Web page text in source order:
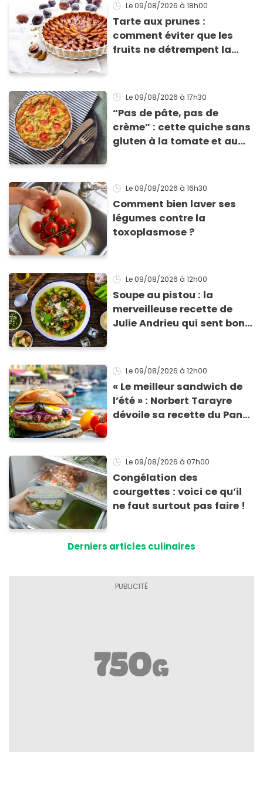
Le 09/08/2026 à 18h00
Tarte aux prunes :
comment éviter que les
fruits ne détrempent la
Le 09/08/2026 à 17h30
“Pas de pâte, pas de
crème” : cette quiche sans
gluten à la tomate et au
Le 09/08/2026 à 16h30
Comment bien laver ses
légumes contre la
toxoplasmose ?
Le 09/08/2026 à 12h00
Soupe au pistou : la
merveilleuse recette de
Julie Andrieu qui sent bon
Le 09/08/2026 à 12h00
« Le meilleur sandwich de
l’été » : Norbert Tarayre
dévoile sa recette du Pan
Le 09/08/2026 à 07h00
Congélation des
courgettes : voici ce qu’il
ne faut surtout pas faire !
Derniers articles culinaires